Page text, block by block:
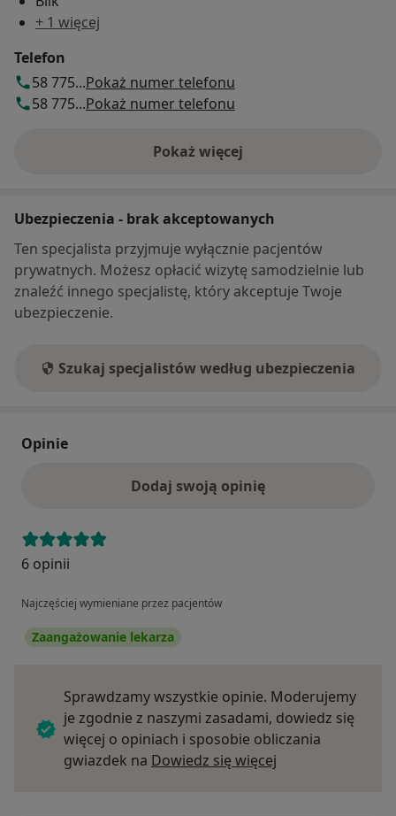
+ 1 więcej
Telefon
58 775...Pokaż numer telefonu
58 775...Pokaż numer telefonu
Pokaż więcej
o adresie
Ubezpieczenia - brak akceptowanych
Ten specjalista przyjmuje wyłącznie pacjentów
prywatnych. Możesz opłacić wizytę samodzielnie lub
znaleźć innego specjalistę, który akceptuje Twoje
ubezpieczenie.
Szukaj specjalistów według ubezpieczenia
Opinie
Dodaj swoją opinię
6 opinii
Najczęściej wymieniane przez pacjentów
Zaangażowanie lekarza
Sprawdzamy wszystkie opinie. Moderujemy
je zgodnie z naszymi zasadami, dowiedz się
więcej o opiniach i sposobie obliczania
gwiazdek na Dowiedz się więcej